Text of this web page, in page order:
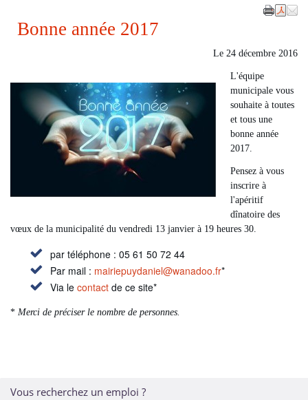
Bonne année 2017
Le 24 décembre 2016
L'équipe
municipale vous
souhaite à toutes
et tous une
bonne année
2017.
Pensez à vous
inscrire à
l'apéritif
dînatoire des
vœux de la municipalité du vendredi 13 janvier à 19 heures 30.
par téléphone : 05 61 50 72 44
Par mail : mairiepuydaniel@wanadoo.fr*
Via le contact de ce site*
* Merci de préciser le nombre de personnes.
Vous recherchez un emploi ?